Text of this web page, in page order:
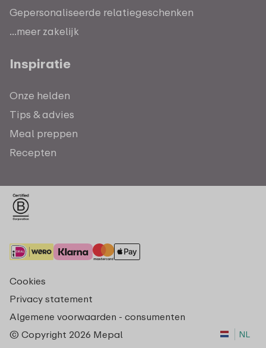
Gepersonaliseerde relatiegeschenken
...meer zakelijk
Inspiratie
Onze helden
Tips & advies
Meal preppen
Recepten
Cookies
Privacy statement
Algemene voorwaarden - consumenten
© Copyright 2026 Mepal
NL